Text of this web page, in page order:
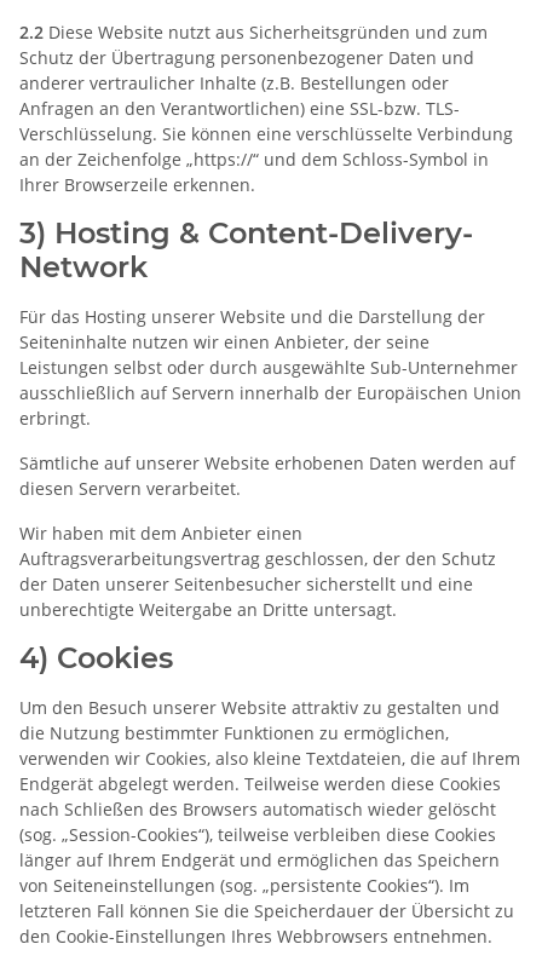
2.2 Diese Website nutzt aus Sicherheitsgründen und zum
Schutz der Übertragung personenbezogener Daten und
anderer vertraulicher Inhalte (z.B. Bestellungen oder
Anfragen an den Verantwortlichen) eine SSL-bzw. TLS-
Verschlüsselung. Sie können eine verschlüsselte Verbindung
an der Zeichenfolge „https://“ und dem Schloss-Symbol in
Ihrer Browserzeile erkennen.
3) Hosting & Content-Delivery-
Network
Für das Hosting unserer Website und die Darstellung der
Seiteninhalte nutzen wir einen Anbieter, der seine
Leistungen selbst oder durch ausgewählte Sub-Unternehmer
ausschließlich auf Servern innerhalb der Europäischen Union
erbringt.
Sämtliche auf unserer Website erhobenen Daten werden auf
diesen Servern verarbeitet.
Wir haben mit dem Anbieter einen
Auftragsverarbeitungsvertrag geschlossen, der den Schutz
der Daten unserer Seitenbesucher sicherstellt und eine
unberechtigte Weitergabe an Dritte untersagt.
4) Cookies
Um den Besuch unserer Website attraktiv zu gestalten und
die Nutzung bestimmter Funktionen zu ermöglichen,
verwenden wir Cookies, also kleine Textdateien, die auf Ihrem
Endgerät abgelegt werden. Teilweise werden diese Cookies
nach Schließen des Browsers automatisch wieder gelöscht
(sog. „Session-Cookies“), teilweise verbleiben diese Cookies
länger auf Ihrem Endgerät und ermöglichen das Speichern
von Seiteneinstellungen (sog. „persistente Cookies“). Im
letzteren Fall können Sie die Speicherdauer der Übersicht zu
den Cookie-Einstellungen Ihres Webbrowsers entnehmen.